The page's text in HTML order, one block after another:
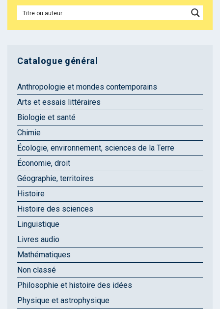
Catalogue général
Anthropologie et mondes contemporains
Arts et essais littéraires
Biologie et santé
Chimie
Écologie, environnement, sciences de la Terre
Économie, droit
Géographie, territoires
Histoire
Histoire des sciences
Linguistique
Livres audio
Mathématiques
Non classé
Philosophie et histoire des idées
Physique et astrophysique